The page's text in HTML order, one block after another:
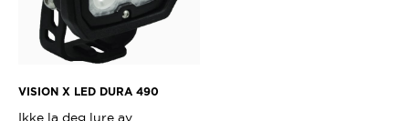
VISION X LED DURA 490
Ikke la deg lure av